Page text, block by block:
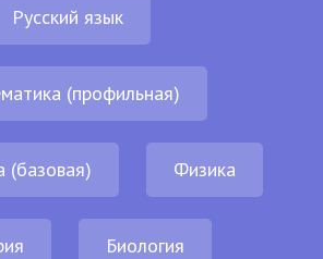
Русский язык
(профильная)
(базовая) Физика
Биология